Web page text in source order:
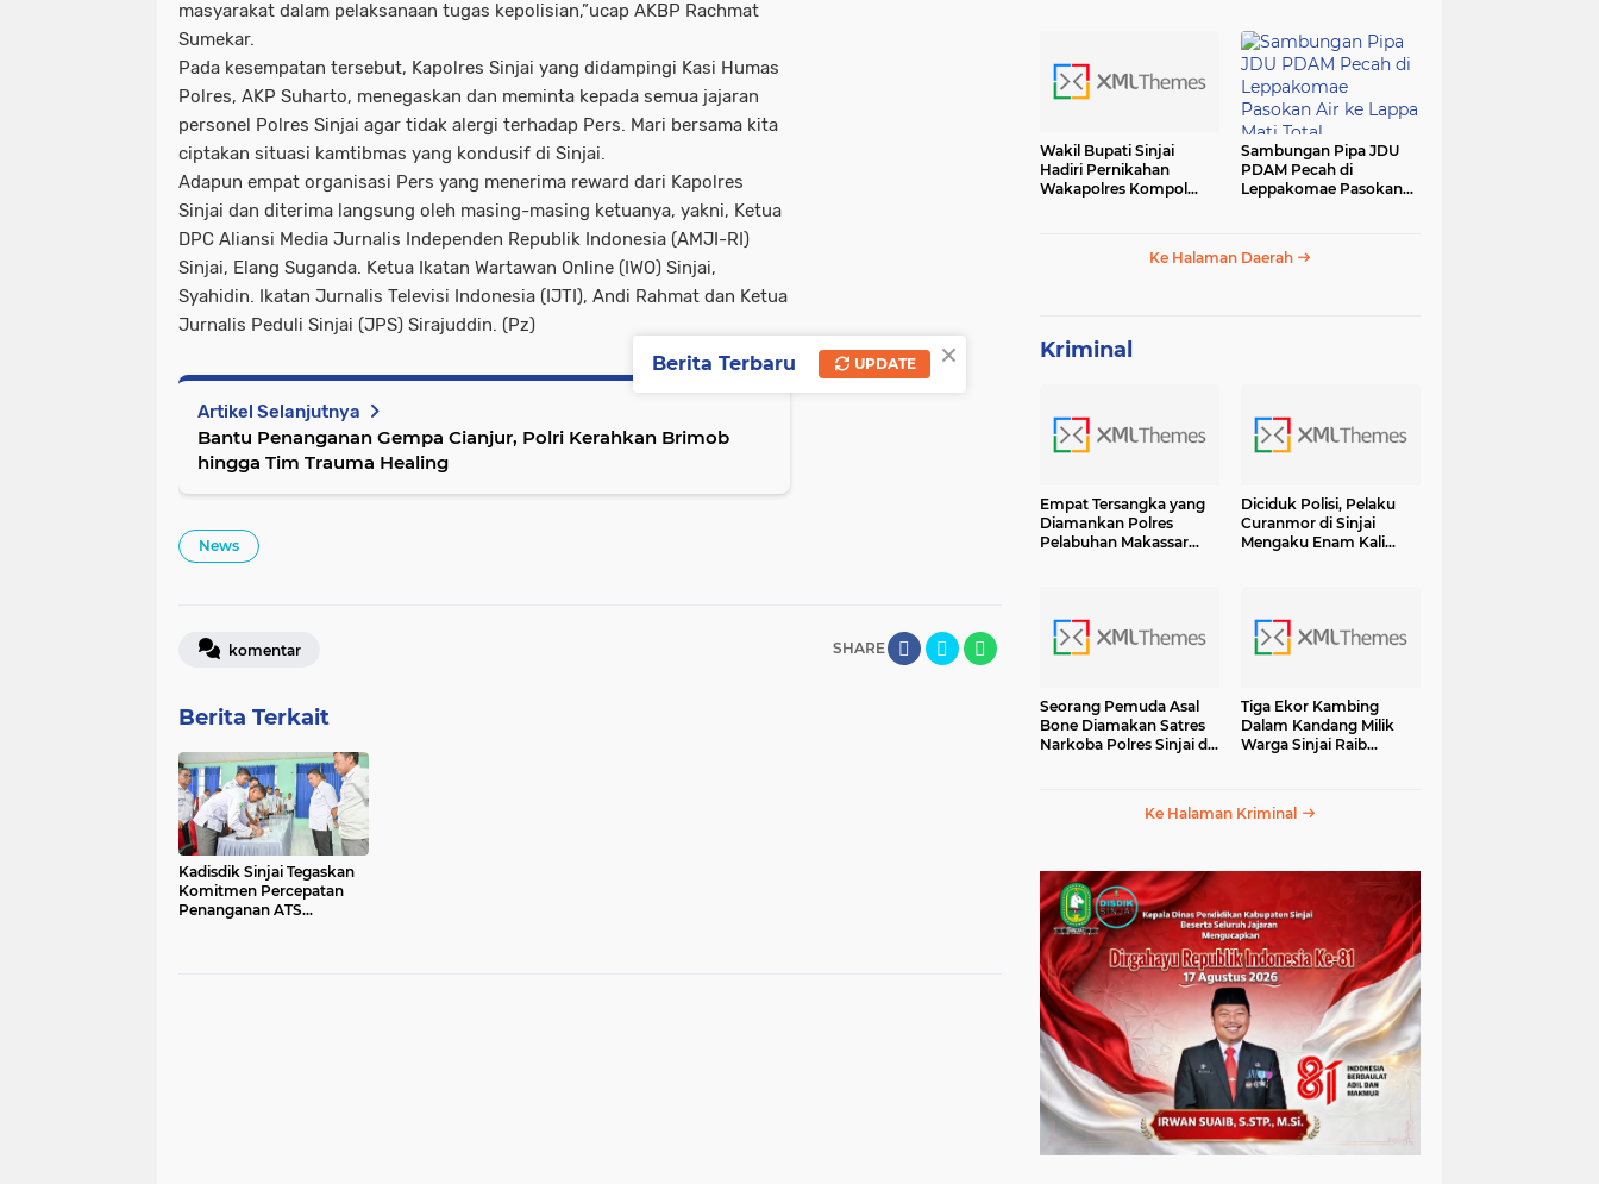
masyarakat dalam pelaksanaan tugas kepolisian,”ucap AKBP Rachmat
Sumekar.
Pada kesempatan tersebut, Kapolres Sinjai yang didampingi Kasi Humas
Polres, AKP Suharto, menegaskan dan meminta kepada semua jajaran
personel Polres Sinjai agar tidak alergi terhadap Pers. Mari bersama kita
ciptakan situasi kamtibmas yang kondusif di Sinjai.
Adapun empat organisasi Pers yang menerima reward dari Kapolres
Sinjai dan diterima langsung oleh masing-masing ketuanya, yakni, Ketua
DPC Aliansi Media Jurnalis Independen Republik Indonesia (AMJI-RI)
Sinjai, Elang Suganda. Ketua Ikatan Wartawan Online (IWO) Sinjai,
Syahidin. Ikatan Jurnalis Televisi Indonesia (IJTI), Andi Rahmat dan Ketua
Jurnalis Peduli Sinjai (JPS) Sirajuddin. (Pz)
Artikel Selanjutnya
Bantu Penanganan Gempa Cianjur, Polri Kerahkan Brimob
hingga Tim Trauma Healing
News
SHARE
komentar
Berita Terkait
Kadisdik Sinjai Tegaskan
Komitmen Percepatan
Penanganan ATS
Wakil Bupati Sinjai
Hadiri Pernikahan
Wakapolres Kompol
Sambungan Pipa JDU
PDAM Pecah di
Leppakomae Pasokan
Ke Halaman Daerah
Kriminal
Empat Tersangka yang
Diamankan Polres
Pelabuhan Makassar
Diciduk Polisi, Pelaku
Curanmor di Sinjai
Mengaku Enam Kali
Seorang Pemuda Asal
Bone Diamakan Satres
Narkoba Polres Sinjai di
Tiga Ekor Kambing
Dalam Kandang Milik
Warga Sinjai Raib
Ke Halaman Kriminal
×
Berita Terbaru UPDATE